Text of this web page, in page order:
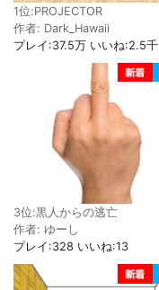
1位:PROJECTOR
作者: Dark_Hawaii
プレイ:37.5万 いいね:2.5千
3位:黒人からの逃亡
作者: ゆーし
プレイ:328 いいね:13